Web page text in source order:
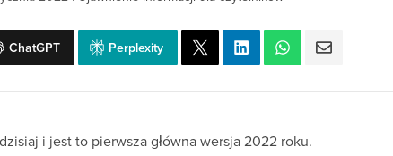
ChatGPT Perplexity
i jest to pierwsza główna wersja 2022 roku.